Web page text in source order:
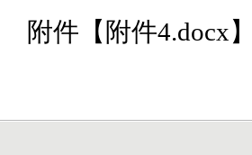
附件【 附件4.docx】